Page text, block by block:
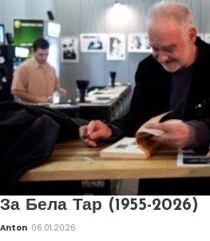
За Бела Тар (1955-2026)
Anton 06.01.2026